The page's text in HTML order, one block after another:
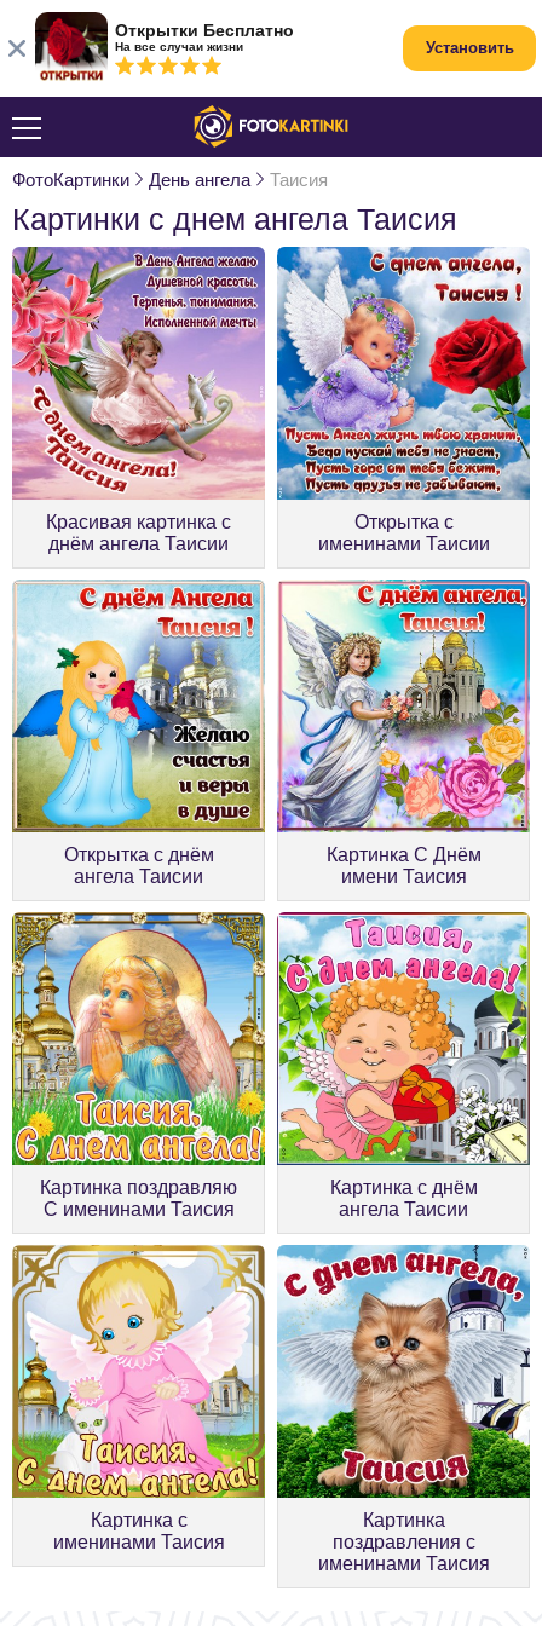
ФотоКартинки День ангела Таисия
Картинки с днем ангела Таисия
Красивая картинка с
днём ангела Таисии
Открытка с
именинами Таисии
Открытка с днём
ангела Таисии
Картинка С Днём
имени Таисия
Картинка поздравляю
С именинами Таисия
Картинка с днём
ангела Таисии
Картинка с
именинами Таисия
Картинка
поздравления с
именинами Таисия
Открытки Бесплатно
На все случаи жизни Установить